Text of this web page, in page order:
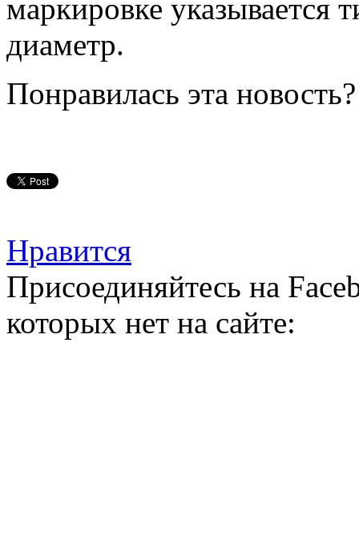
маркировке указывается
диаметр.
Понравилась эта
Нравится
Присоединяйтесь на
которых нет на сайте: